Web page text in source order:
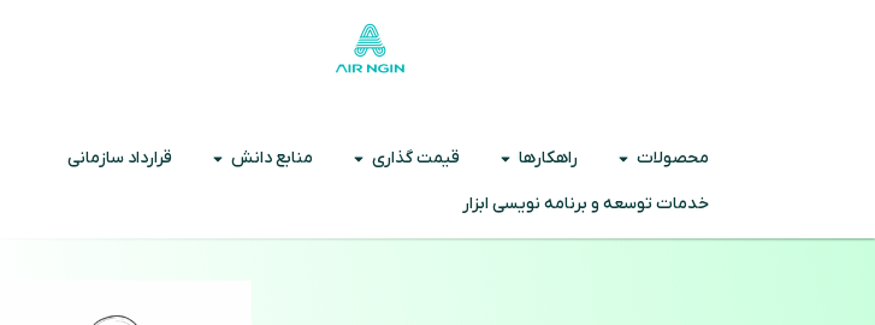
محصولات راهکارها قیمت گذاری منابع دانش
قرارداد سازمانی
خدمات توسعه و برنامه نویسی ابزار